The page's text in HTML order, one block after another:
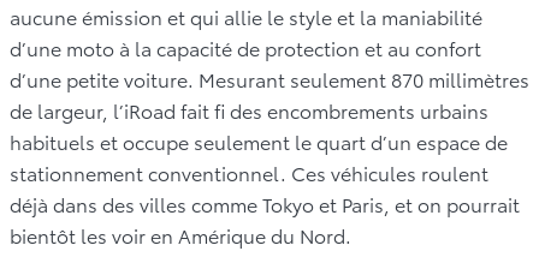
aucune émission et qui allie le style et la maniabilité
d’une moto à la capacité de protection et au confort
d’une petite voiture. Mesurant seulement 870 millimètres
de largeur, l’iRoad fait fi des encombrements urbains
habituels et occupe seulement le quart d’un espace de
stationnement conventionnel. Ces véhicules roulent
déjà dans des villes comme Tokyo et Paris, et on pourrait
bientôt les voir en Amérique du Nord.